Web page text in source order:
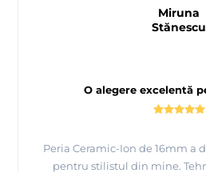
O alegere excelentă
Peria Ceramic-Ion de 16mm a
pentru stilistul din mine.
Miruna
Stănescu